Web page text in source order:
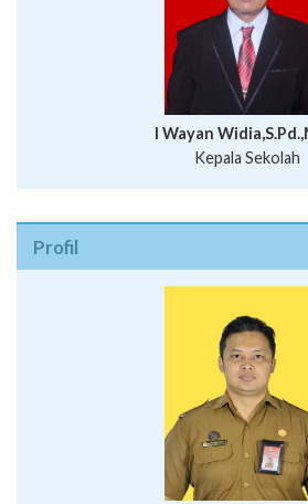
I Wayan
Kepala Sekolah
Profil